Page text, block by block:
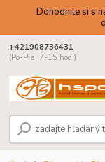
Dohodnite si s
+421908736431
(Po-Pia, 7-15 hod.)